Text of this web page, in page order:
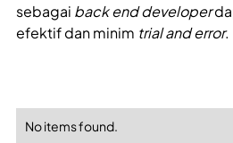
sebagai back end developer
efektif dan minim trial and error.
No items found.